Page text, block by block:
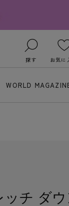
探す お気に
WORLD
ッチ ダ